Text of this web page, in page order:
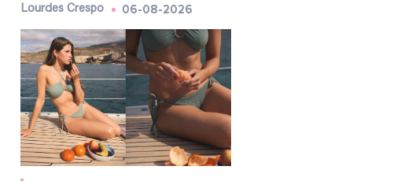
Lourdes Crespo 06-08-2026